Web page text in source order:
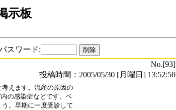
示板
スワード:
No.[93]
投稿時間：2005/05/30 [月曜日] 13:52:50
えます。流産の原因の
の感染症などです。ベ
。早期に一度受診して